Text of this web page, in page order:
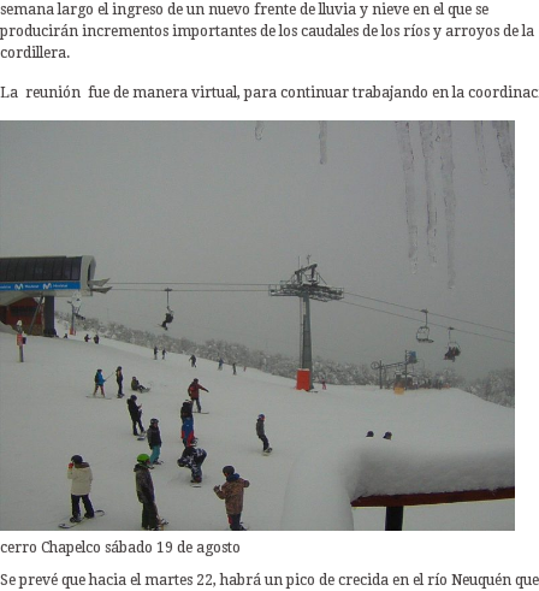
semana largo el ingreso de un nuevo frente de lluvia y nieve en el que se
producirán incrementos importantes de los caudales de los ríos y arroyos de la
cordillera.
La reunión fue de manera virtual, para continuar trabajando en la
cerro Chapelco sábado 19 de agosto
Se prevé que hacia el martes 22, habrá un pico de crecida en el río Neuquén